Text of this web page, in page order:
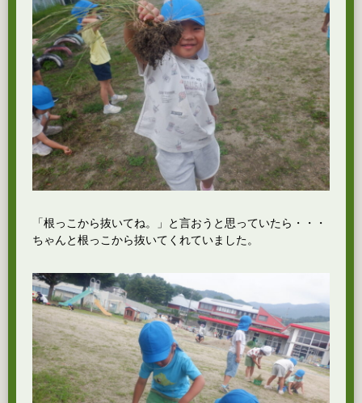
「根っこから抜いてね。」と言おうと思っていたら・・・
ちゃんと根っこから抜いてくれていました。